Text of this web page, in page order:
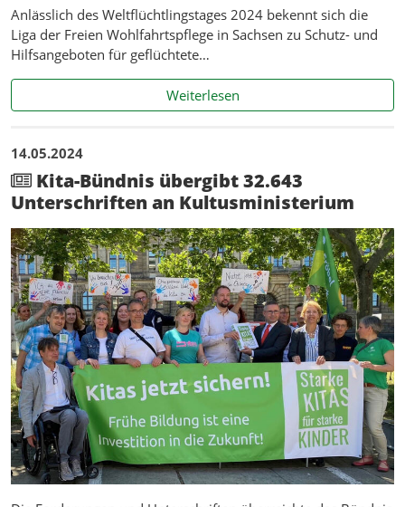
Anlässlich des Weltflüchtlingstages 2024 bekennt sich die
Liga der Freien Wohlfahrtspflege in Sachsen zu Schutz- und
Hilfsangeboten für geflüchtete…
WeiterlesenWeltflüchtlingstag:
14.05.2024
Kita-Bündnis übergibt 32.643
Unterschriften an Kultusministerium